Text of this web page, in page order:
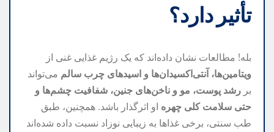
تأثیر دارد؟
بله! مطالعات نشان داده‌اند که یک رژیم غذایی غنی از
ویتامین‌ها، آنتی‌اکسیدان‌ها و اسیدهای چرب سالم می‌تواند
بر رشد پوست، مو و ناخن‌های جنین، شفافیت چشم‌ها و
حتی سلامت کلی چهره او اثرگذار باشد. همچنین، طبق
طب سنتی، برخی غذاها به زیبایی نوزاد نسبت داده شده‌اند